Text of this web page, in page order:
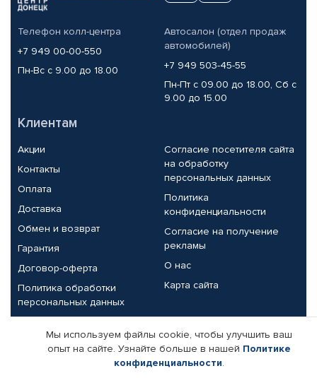
Телефон колл-центра
+7 949 00-00-550
Пн-Вс с 9.00 до 18.00
Автосалон (отдел продаж
автомобилей)
+7 949 503-45-55
Пн-Пт с 09.00 до 18.00, Сб с
9.00 до 15.00
Клиентам
Акции
Контакты
Оплата
Доставка
Обмен и возврат
Гарантия
Договор-оферта
Политика обработки
персональных данных
Согласие посетителя сайта
на обработку
персональных данных
Политика
конфиденциальности
Согласие на получение
рекламы
О нас
Карта сайта
Партнерам
Корпоративным клиентам
Реквизиты компании
Мы используем файлы cookie, чтобы улучшить ваш
опыт на сайте. Узнайте больше в нашей Политике
конфиденциальности.